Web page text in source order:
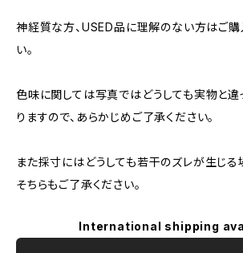
神経質な方、USED品に理解のない方はご購
い。
色味に関しては写真ではどうしても実物と
りますので、あらかじめご了承ください。
また採寸にはどうしても若干のズレが生じ
そちらもご了承ください。
International shipping